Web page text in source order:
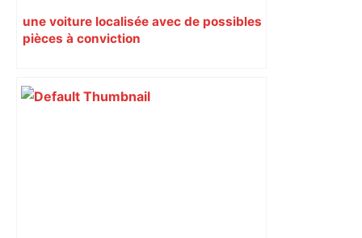
une voiture localisée avec de possibles
pièces à conviction